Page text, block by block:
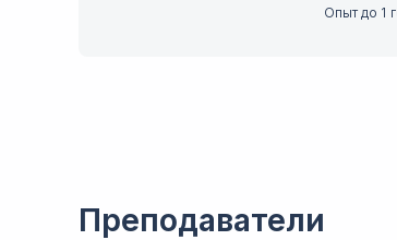
Опыт до 1
Преподаватели